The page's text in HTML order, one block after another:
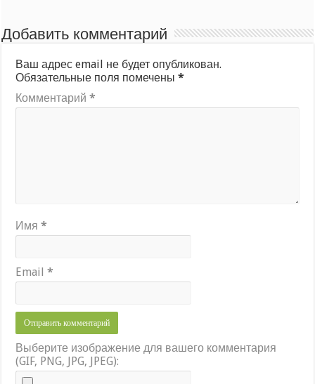
Добавить комментарий
Ваш адрес email не будет опубликован.
Обязательные поля помечены*
Комментарий*
Имя*
Email*
Выберите изображение для вашего комментария
(GIF, PNG, JPG, JPEG):